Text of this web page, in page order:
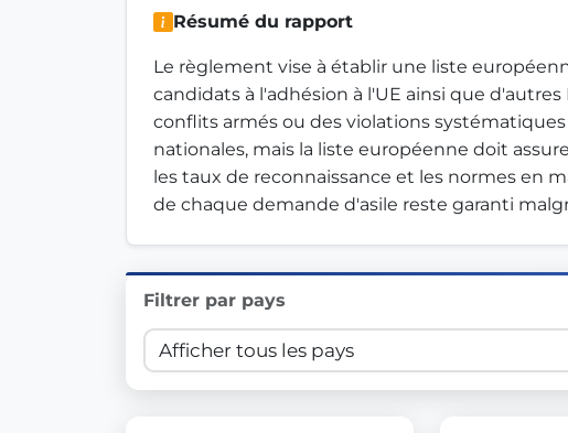
Innovation in Transparency
Check Some Votes (CSV), one of Germany's most
Get Involved
Become a member:Join us to advance digital democracy
Contribute your skills in technology, design,
Résumé du rapport
Le règlement vise à établir une liste
candidats à l'adhésion à l'UE ainsi que
conflits armés ou des violations
nationales, mais la liste européenne doit
les taux de reconnaissance et les normes en
de chaque demande d'asile reste garanti
Filtrer par pays